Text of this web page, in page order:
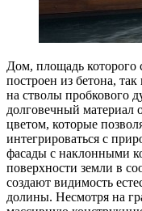
Дом, площадь которого
построен из бетона,
на стволы пробкового
долговечный материал
цветом, которые
интегрироваться с
фасады с наклонными
поверхности земли в
создают видимость
долины. Несмотря на